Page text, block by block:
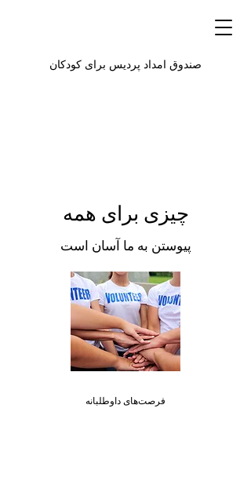
صندوق امداد پردیس برای کودکان
چیزی برای همه
پیوستن به ما آسان است
فرصت‌های داوطلبانه